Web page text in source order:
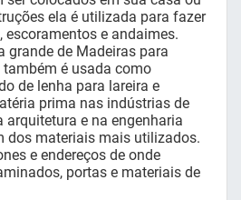
ela é utilizada para fazer
escoramentos e andaimes.
grande de Madeiras para
é usada como
de lenha para lareira e
prima nas indústrias de
arquitetura e na engenharia
dos materiais mais utilizados.
e endereços de onde
portas e materiais de